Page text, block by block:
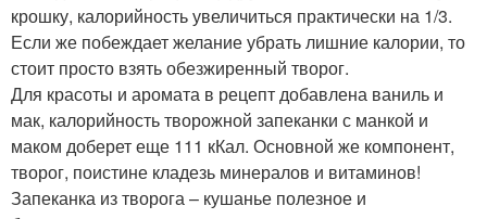
крошку, калорийность увеличиться практически на 1/3.
Если же побеждает желание убрать лишние калории, то
стоит просто взять обезжиренный творог.
Для красоты и аромата в рецепт добавлена ваниль и
мак, калорийность творожной запеканки с манкой и
маком доберет еще 111 кКал. Основной же компонент,
творог, поистине кладезь минералов и витаминов!
Запеканка из творога – кушанье полезное и